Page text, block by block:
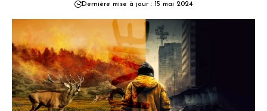
Dernière mise à jour : 15 mai 2024